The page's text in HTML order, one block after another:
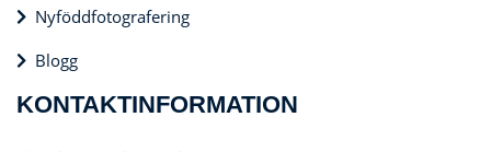
Nyföddfotografering
Blogg
KONTAKTINFORMATION